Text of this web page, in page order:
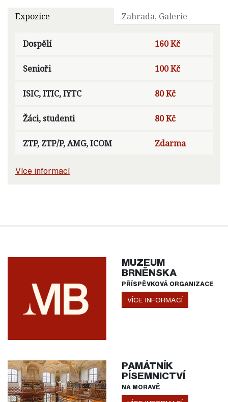
Expozice Zahrada, Galerie
Dospělí 160 Kč
Senioři 100 Kč
ISIC, ITIC, IYTC 80 Kč
Žáci, studenti 80 Kč
ZTP, ZTP/P, AMG, ICOM Zdarma
Více informací
MUZEUM
BRNĚNSKA
PŘÍSPĚVKOVÁ ORGANIZACE
VÍCE INFORMACÍ
PAMÁTNÍK
PÍSEMNICTVÍ
NA MORAVĚ